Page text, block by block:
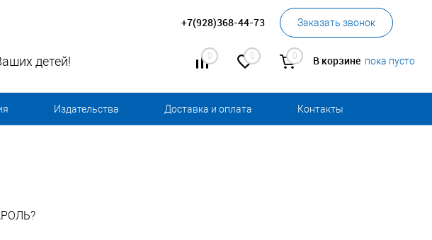
+7(928)368-44-73 Заказать звонок
0 0 0 В корзине пока пусто
детей!
Издательства Доставка и оплата Контакты